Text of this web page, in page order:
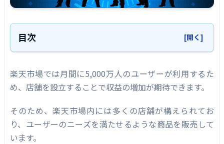
目次 [開く]
法人とは？
個人事業主とは？
楽天市場に法人として出店するメリット
ブランドの認知度が拡大する
楽天市場では月間に5,000万人のユーザーが利用するた
め、店舗を設立することで収益の増加が期待できます。
そのため、楽天市場内には多くの店舗が構えられてお
り、ユーザーのニーズを満たせるような商品を販売して
います。